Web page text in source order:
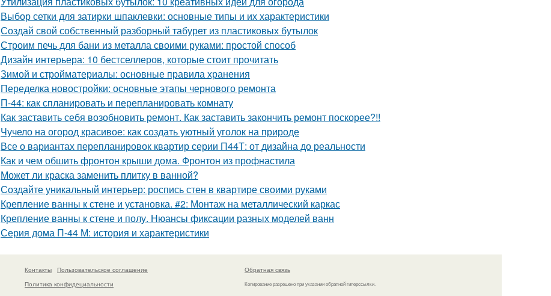
Выбор сетки для затирки шпаклевки: основные типы и их характеристики
Создай свой собственный разборный табурет из пластиковых бутылок
Строим печь для бани из металла своими руками: простой способ
Дизайн интерьера: 10 бестселлеров, которые стоит прочитать
Зимой и стройматериалы: основные правила хранения
Переделка новостройки: основные этапы чернового ремонта
П-44: как спланировать и перепланировать комнату
Как заставить себя возобновить ремонт. Как заставить закончить ремонт поскорее?!!
Чучело на огород красивое: как создать уютный уголок на природе
Все о вариантах перепланировок квартир серии П44Т: от дизайна до реальности
Как и чем обшить фронтон крыши дома. Фронтон из профнастила
Может ли краска заменить плитку в ванной?
Создайте уникальный интерьер: роспись стен в квартире своими руками
Крепление ванны к стене и установка. #2: Монтаж на металлический каркас
Крепление ванны к стене и полу. Нюансы фиксации разных моделей ванн
Серия дома П-44 М: история и характеристики
Контакты
Пользовательское соглашение
Политика конфидециальности
Обратная связь
Копирование разрешено при указании обратной гиперссылки.